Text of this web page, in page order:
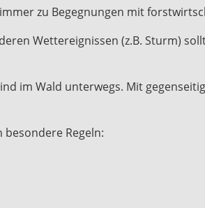
zu Begegnungen mit
Wettereignissen (z.B. Sturm)
im Wald unterwegs. Mit
Regeln: